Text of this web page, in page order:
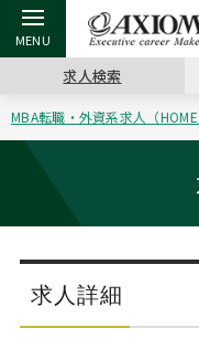
戻る
アクシアムの特長
サービス案内
コンサルタントの紹介
戻る
キャリア支援 TOP
キャリアデザイン講座
（最新求人市場動向）
ステージ別アドバイス
戻る
転職ツール TOP
英文レジュメの書き方
職務経歴書の書き方
戻る
転職コラム TOP
“展”職相談室
転職市場の明日をよめ
戻る
イベント・セミナー TOP
ジョブフェア
キャリアデザインセミナー
戻る
会社概要 TOP
沿革
主なクライアント
求人検索
MBA転職・外資系求人（HOME
求人詳細